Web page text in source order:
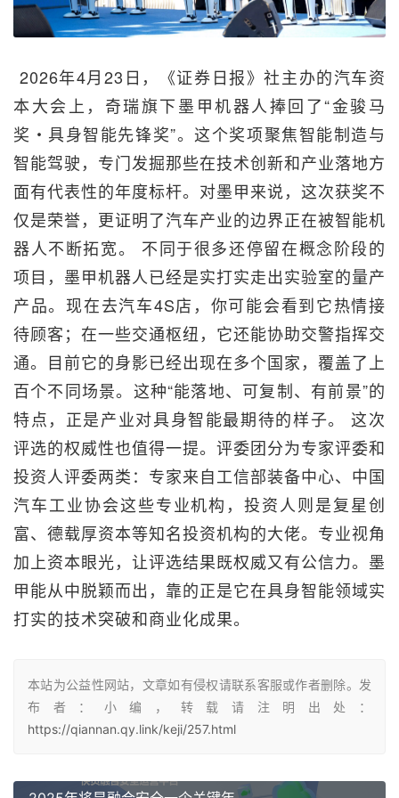
2026年4月23日，《证券日报》社主办的汽车资
本大会上，奇瑞旗下墨甲机器人捧回了“金骏马
奖・具身智能先锋奖”。这个奖项聚焦智能制造与
智能驾驶，专门发掘那些在技术创新和产业落地方
面有代表性的年度标杆。对墨甲来说，这次获奖不
仅是荣誉，更证明了汽车产业的边界正在被智能机
器人不断拓宽。 不同于很多还停留在概念阶段的
项目，墨甲机器人已经是实打实走出实验室的量产
产品。现在去汽车4S店，你可能会看到它热情接
待顾客；在一些交通枢纽，它还能协助交警指挥交
通。目前它的身影已经出现在多个国家，覆盖了上
百个不同场景。这种“能落地、可复制、有前景”的
特点，正是产业对具身智能最期待的样子。 这次
评选的权威性也值得一提。评委团分为专家评委和
投资人评委两类：专家来自工信部装备中心、中国
汽车工业协会这些专业机构，投资人则是复星创
富、德载厚资本等知名投资机构的大佬。专业视角
加上资本眼光，让评选结果既权威又有公信力。墨
甲能从中脱颖而出，靠的正是它在具身智能领域实
打实的技术突破和商业化成果。
本站为公益性网站，文章如有侵权请联系客服或作者删除。发
布者：小编，转载请注明出处：
https://qiannan.qy.link/keji/257.html